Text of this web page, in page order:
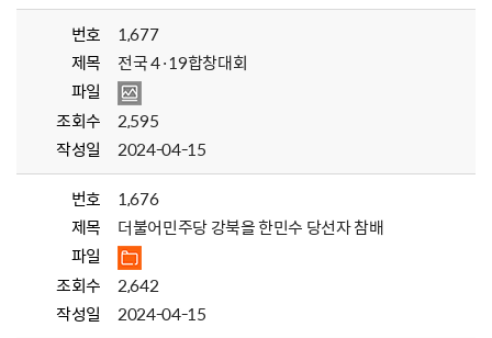
번호
1,677
제목
전국 4·19합창대회
파일
조회수
2,595
작성일
2024-04-15
번호
1,676
제목
더불어민주당 강북을 한민수 당선자 참배
파일
조회수
2,642
작성일
2024-04-15